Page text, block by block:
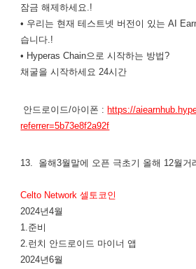
잠금 해제하세요.!
• 우리는 현재 테스트넷 버전이 있는 AI
습니다.!
• Hyperas Chain으로 시작하는 방법?
채굴을 시작하세요 24시간
안드로이드/아이폰 :https://
referrer=5b73e8f2a92f
13. 올해3월말에 오픈 극초기 올해 12월거
Celto Network 셀토코인
2024년4월
1.준비
2.런치 안드로이드 마이너 앱
2024년6월